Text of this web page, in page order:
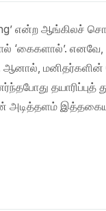
என்ற ஆங்கிலச்
‘கைகளால்’.
ஆனால்,
தயாரிப்புத்
அடித்தளம்